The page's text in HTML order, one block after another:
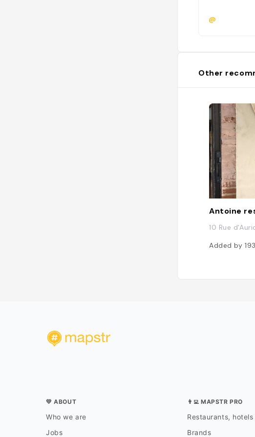
@
Other
Antoine
10 Rue
Added by
💛 ABOUT
Who we are
Jobs
👨‍💻 MAPSTR PRO
Restaurants,
Brands